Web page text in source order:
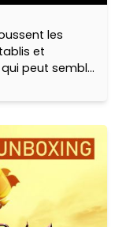
les
et
peut sembler
down sauf
manière de